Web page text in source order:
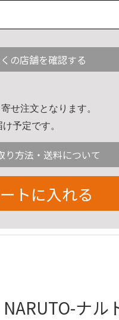
の店舗を確認する
せ注文となります。
予定です。
り方法・送料について
トに入れる
ナ